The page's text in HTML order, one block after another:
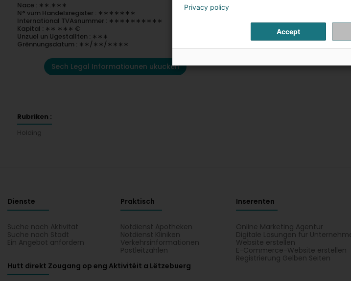
Nace : ∗∗.∗∗∗
N° vum Handelsregister : ∗∗∗∗∗∗∗
International TVAsnummer : ∗∗∗∗∗∗∗∗∗∗
Kapital : ∗∗ ∗∗∗ €
Unzuel un Ugestallten : ∗∗∗
Grënnungsdatum : ∗∗/∗∗/∗∗∗∗
Sech Legal Informatiounen ukucken
Rubriken :
Holding
Dienste
Suche nach Aktivität
Suche nach Stadt
Ein Angebot anfordern
Praktisch
Notdienst Apotheken
Notdienst Kliniken
Verkehrsinformationen
Postleitzahlen
Inserenten
Online Marketing Agentur
Digitale Lösungen für
Website erstellen
E-Commerce-Website erstellen
Registrierung Gelben Seiten
Hutt direkt Zougang op eng Aktivitéit a Lëtzebuerg
Privacy policy
Accept